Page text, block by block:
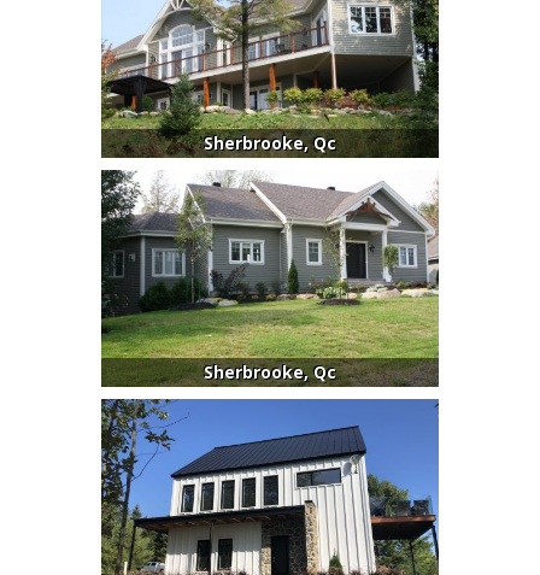
Sherbrooke, Qc
Sherbrooke, Qc